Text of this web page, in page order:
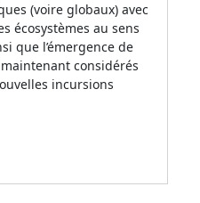
(voire globaux) avec
écosystèmes au sens
que l’émergence de
considérés
incursions